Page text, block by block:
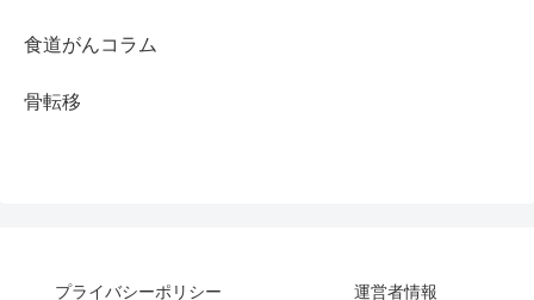
食道がんコラム
骨転移
プライバシーポリシー 運営者情報